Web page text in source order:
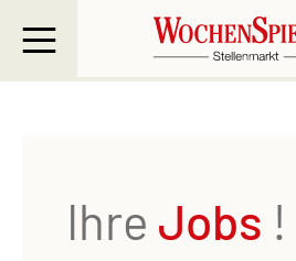
Ihre Jobs !